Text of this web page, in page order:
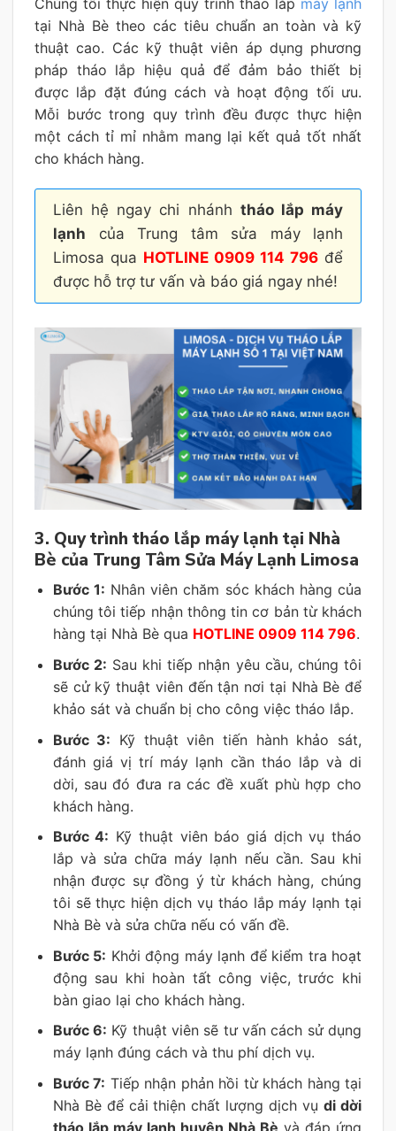
tại Nhà Bè theo các tiêu chuẩn an toàn và kỹ
thuật cao. Các kỹ thuật viên áp dụng phương
pháp tháo lắp hiệu quả để đảm bảo thiết bị
được lắp đặt đúng cách và hoạt động tối ưu.
Mỗi bước trong quy trình đều được thực hiện
một cách tỉ mỉ nhằm mang lại kết quả tốt nhất
cho khách hàng.
Liên hệ ngay chi nhánh tháo lắp máy
lạnh của Trung tâm sửa máy lạnh
Limosa qua HOTLINE 0909 114 796 để
được hỗ trợ tư vấn và báo giá ngay nhé!
3. Quy trình tháo lắp máy lạnh tại Nhà
Bè của Trung Tâm Sửa Máy Lạnh Limosa
Bước 1: Nhân viên chăm sóc khách hàng của
chúng tôi tiếp nhận thông tin cơ bản từ khách
hàng tại Nhà Bè qua HOTLINE 0909 114 796.
Bước 2: Sau khi tiếp nhận yêu cầu, chúng tôi
sẽ cử kỹ thuật viên đến tận nơi tại Nhà Bè để
khảo sát và chuẩn bị cho công việc tháo lắp.
Bước 3: Kỹ thuật viên tiến hành khảo sát,
đánh giá vị trí máy lạnh cần tháo lắp và di
dời, sau đó đưa ra các đề xuất phù hợp cho
khách hàng.
Bước 4: Kỹ thuật viên báo giá dịch vụ tháo
lắp và sửa chữa máy lạnh nếu cần. Sau khi
nhận được sự đồng ý từ khách hàng, chúng
tôi sẽ thực hiện dịch vụ tháo lắp máy lạnh tại
Nhà Bè và sửa chữa nếu có vấn đề.
Bước 5: Khởi động máy lạnh để kiểm tra hoạt
động sau khi hoàn tất công việc, trước khi
bàn giao lại cho khách hàng.
Bước 6: Kỹ thuật viên sẽ tư vấn cách sử dụng
máy lạnh đúng cách và thu phí dịch vụ.
Bước 7: Tiếp nhận phản hồi từ khách hàng tại
Nhà Bè để cải thiện chất lượng dịch vụdi dời
tháo lắp máy lạnh huyện Nhà Bè và đáp ứng